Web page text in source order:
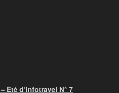
Eté d’Infotravel N° 7